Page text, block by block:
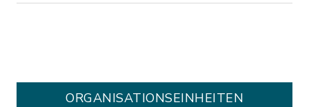
ORGANISATIONS­EINHEITEN